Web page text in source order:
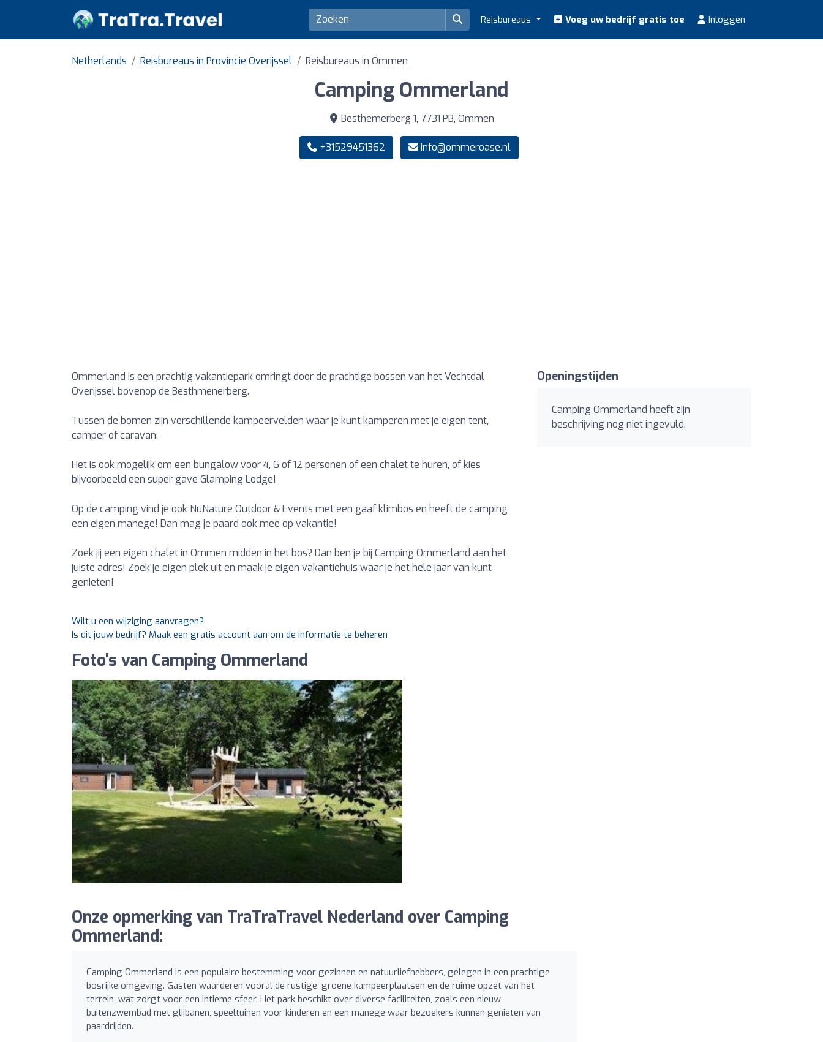
Reisbureaus Voeg uw bedrijf gratis toe Inloggen
Netherlands Reisbureaus in Provincie Overijssel Reisbureaus in Ommen
Camping Ommerland
Besthemerberg 1, 7731 PB, Ommen
+31529451362 info@ommeroase.nl
Ommerland is een prachtig vakantiepark omringt door de prachtige bossen van het Vechtdal
Overijssel bovenop de Besthmenerberg.
Tussen de bomen zijn verschillende kampeervelden waar je kunt kamperen met je eigen tent,
camper of caravan.
Het is ook mogelijk om een bungalow voor 4, 6 of 12 personen of een chalet te huren, of kies
bijvoorbeeld een super gave Glamping Lodge!
Op de camping vind je ook NuNature Outdoor & Events met een gaaf klimbos en heeft de camping
een eigen manege! Dan mag je paard ook mee op vakantie!
Zoek jij een eigen chalet in Ommen midden in het bos? Dan ben je bij Camping Ommerland aan het
juiste adres! Zoek je eigen plek uit en maak je eigen vakantiehuis waar je het hele jaar van kunt
genieten!
Openingstijden
Camping Ommerland heeft zijn
beschrijving nog niet ingevuld.
Wilt u een wijziging aanvragen?
Is dit jouw bedrijf? Maak een gratis account aan om de informatie te beheren
Foto's van Camping Ommerland
Onze opmerking van TraTraTravel Nederland over Camping
Ommerland:
Camping Ommerland is een populaire bestemming voor gezinnen en natuurliefhebbers, gelegen in een prachtige
bosrijke omgeving. Gasten waarderen vooral de rustige, groene kampeerplaatsen en de ruime opzet van het
terrein, wat zorgt voor een intieme sfeer. Het park beschikt over diverse faciliteiten, zoals een nieuw
buitenzwembad met glijbanen, speeltuinen voor kinderen en een manege waar bezoekers kunnen genieten van
paardrijden.